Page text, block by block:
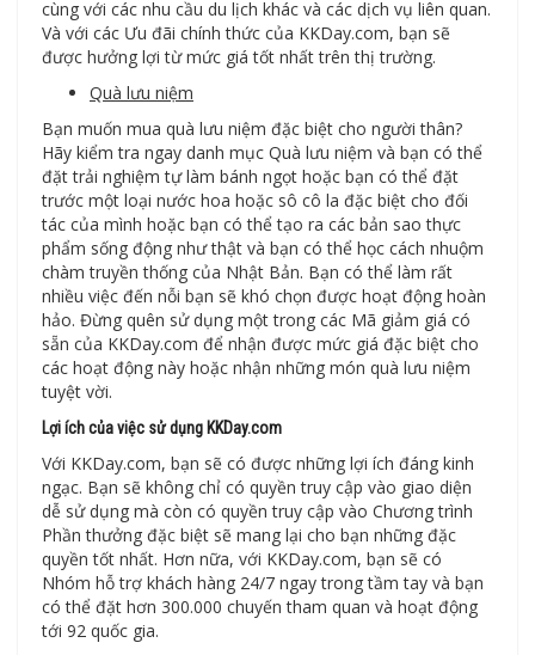
cùng với các nhu cầu du lịch khác và các dịch vụ liên quan.
Và với các Ưu đãi chính thức của KKDay.com, bạn sẽ
được hưởng lợi từ mức giá tốt nhất trên thị trường.
Quà lưu niệm
Bạn muốn mua quà lưu niệm đặc biệt cho người thân?
Hãy kiểm tra ngay danh mục Quà lưu niệm và bạn có thể
đặt trải nghiệm tự làm bánh ngọt hoặc bạn có thể đặt
trước một loại nước hoa hoặc sô cô la đặc biệt cho đối
tác của mình hoặc bạn có thể tạo ra các bản sao thực
phẩm sống động như thật và bạn có thể học cách nhuộm
chàm truyền thống của Nhật Bản. Bạn có thể làm rất
nhiều việc đến nỗi bạn sẽ khó chọn được hoạt động hoàn
hảo. Đừng quên sử dụng một trong các Mã giảm giá có
sẵn của KKDay.com để nhận được mức giá đặc biệt cho
các hoạt động này hoặc nhận những món quà lưu niệm
tuyệt vời.
Lợi ích của việc sử dụng KKDay.com
Với KKDay.com, bạn sẽ có được những lợi ích đáng kinh
ngạc. Bạn sẽ không chỉ có quyền truy cập vào giao diện
dễ sử dụng mà còn có quyền truy cập vào Chương trình
Phần thưởng đặc biệt sẽ mang lại cho bạn những đặc
quyền tốt nhất. Hơn nữa, với KKDay.com, bạn sẽ có
Nhóm hỗ trợ khách hàng 24/7 ngay trong tầm tay và bạn
có thể đặt hơn 300.000 chuyến tham quan và hoạt động
tới 92 quốc gia.